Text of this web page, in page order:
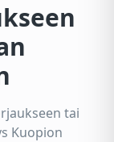
tai
Kuopion